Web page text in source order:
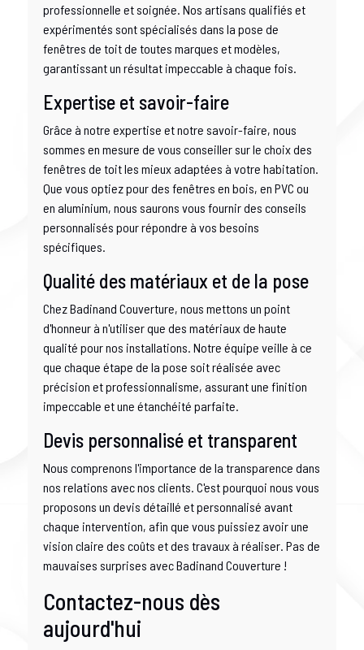
professionnelle et soignée. Nos artisans qualifiés et
expérimentés sont spécialisés dans la pose de
fenêtres de toit de toutes marques et modèles,
garantissant un résultat impeccable à chaque fois.
Expertise et savoir-faire
Grâce à notre expertise et notre savoir-faire, nous
sommes en mesure de vous conseiller sur le choix des
fenêtres de toit les mieux adaptées à votre habitation.
Que vous optiez pour des fenêtres en bois, en PVC ou
en aluminium, nous saurons vous fournir des conseils
personnalisés pour répondre à vos besoins
spécifiques.
Qualité des matériaux et de la pose
Chez Badinand Couverture, nous mettons un point
d'honneur à n'utiliser que des matériaux de haute
qualité pour nos installations. Notre équipe veille à ce
que chaque étape de la pose soit réalisée avec
précision et professionnalisme, assurant une finition
impeccable et une étanchéité parfaite.
Devis personnalisé et transparent
Nous comprenons l'importance de la transparence dans
nos relations avec nos clients. C'est pourquoi nous vous
proposons un devis détaillé et personnalisé avant
chaque intervention, afin que vous puissiez avoir une
vision claire des coûts et des travaux à réaliser. Pas de
mauvaises surprises avec Badinand Couverture !
Contactez-nous dès
aujourd'hui